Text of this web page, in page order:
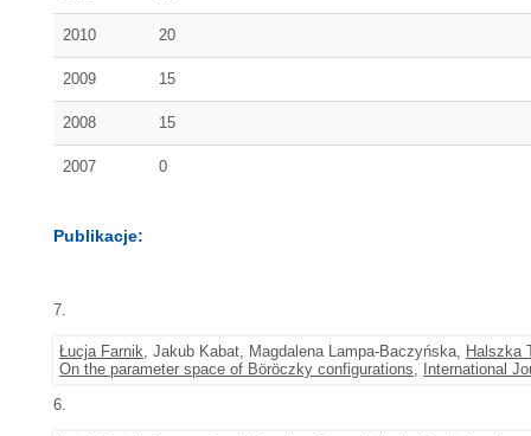
2010 20
2009 15
2008 15
2007 0
Publikacje:
7.
Łucja Farnik, Jakub Kabat, Magdalena Lampa-Baczyńska, Halszka
On the parameter space of Böröczky configurations,
International
6.